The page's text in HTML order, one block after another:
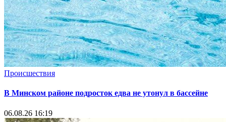
Происшествия
В Минском районе подросток едва не утонул в бассейне
06.08.26 16:19